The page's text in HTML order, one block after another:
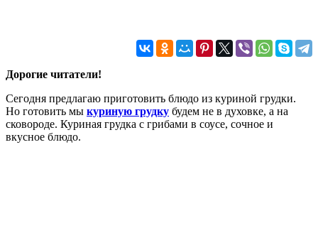
Дорогие читатели!
Сегодня предлагаю приготовить блюдо из куриной грудки.
Но готовить мы куриную грудку будем не в духовке, а на
сковороде. Куриная грудка с грибами в соусе, сочное и
вкусное блюдо.